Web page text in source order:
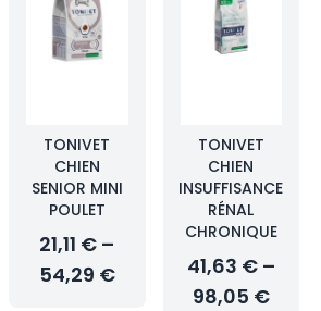
TONIVET
CHIEN
SENIOR MINI
POULET
21,11 € –
54,29 €
TONIVET
CHIEN
INSUFFISANCE
RÉNAL
CHRONIQUE
41,63 € –
98,05 €